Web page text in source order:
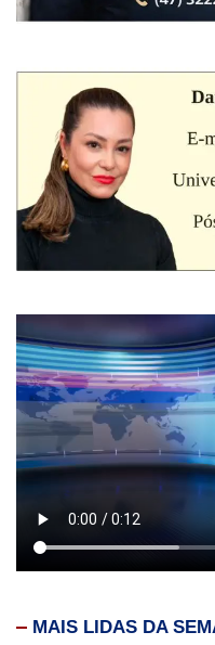
MAIS LIDAS DA